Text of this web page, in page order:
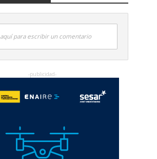
para escribir un comentario